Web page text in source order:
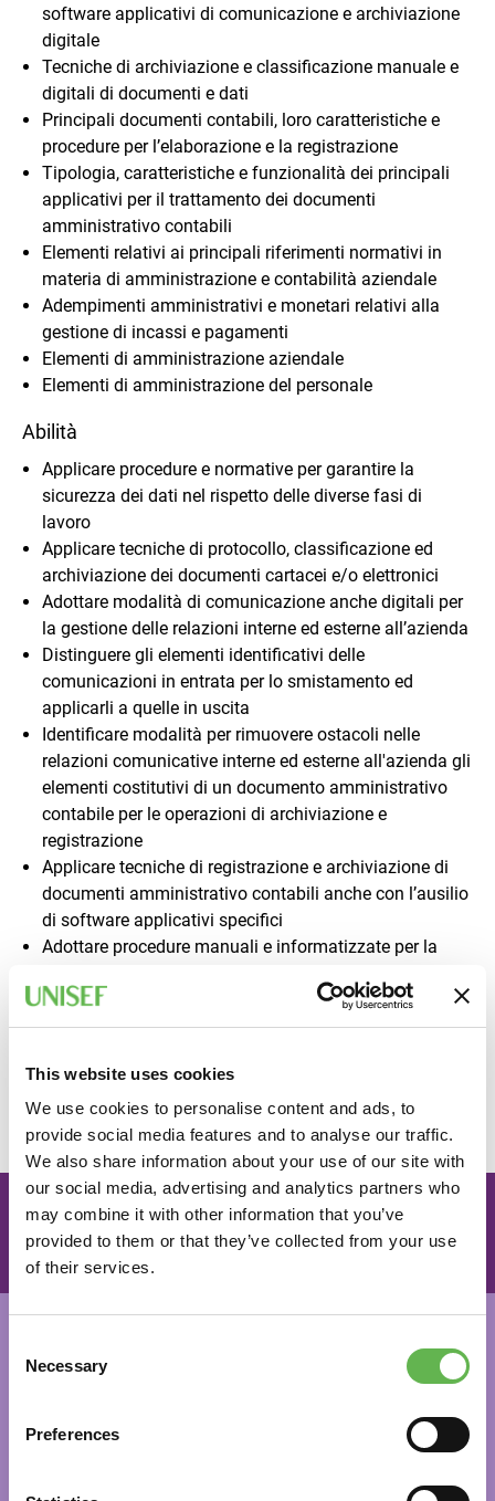
This website uses cookies
We use cookies to personalise content and ads, to
provide social media features and to analyse our traffic.
We also share information about your use of our site with
our social media, advertising and analytics partners who
may combine it with other information that you’ve
provided to them or that they’ve collected from your use
of their services.
Selection
Necessary
Preferences
software applicativi di comunicazione e archiviazione
digitale
Tecniche di archiviazione e classificazione manuale e
digitali di documenti e dati
Principali documenti contabili, loro caratteristiche e
procedure per l’elaborazione e la registrazione
Tipologia, caratteristiche e funzionalità dei principali
applicativi per il trattamento dei documenti
amministrativo contabili
Elementi relativi ai principali riferimenti normativi in
materia di amministrazione e contabilità aziendale
Adempimenti amministrativi e monetari relativi alla
gestione di incassi e pagamenti
Elementi di amministrazione aziendale
Elementi di amministrazione del personale
Abilità
Applicare procedure e normative per garantire la
sicurezza dei dati nel rispetto delle diverse fasi di
lavoro
Applicare tecniche di protocollo, classificazione ed
archiviazione dei documenti cartacei e/o elettronici
Adottare modalità di comunicazione anche digitali per
la gestione delle relazioni interne ed esterne all’azienda
Distinguere gli elementi identificativi delle
comunicazioni in entrata per lo smistamento ed
applicarli a quelle in uscita
Identificare modalità per rimuovere ostacoli nelle
relazioni comunicative interne ed esterne all'azienda gli
elementi costitutivi di un documento amministrativo
contabile per le operazioni di archiviazione e
registrazione
Applicare tecniche di registrazione e archiviazione di
documenti amministrativo contabili anche con l’ausilio
di software applicativi specifici
Adottare procedure manuali e informatizzate per la
acquisto (ordini, bolle, ricevute, fatture, ecc.)
Applicare procedure per effettuare incassi e pagamenti
valutando la correttezza delle transazioni economiche
Verificare la correttezza della documentazione prodotta
e ricevuta
Vuoi iscriverti al percorso?
COMPILA IL FORM
Per partecipare è necessario essere in possesso del Patto
di Servizio e relativo Assegno GOL rilasciato dal Centro
La verifica dei requisiti di accesso al Programma GOL
della tua zona e richiedi la valutazione iniziale dei